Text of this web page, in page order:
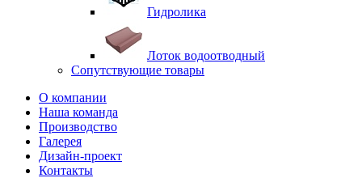
Гидролика
Лоток водоотводный
Сопутствующие товары
О компании
Наша команда
Производство
Галерея
Дизайн-проект
Контакты